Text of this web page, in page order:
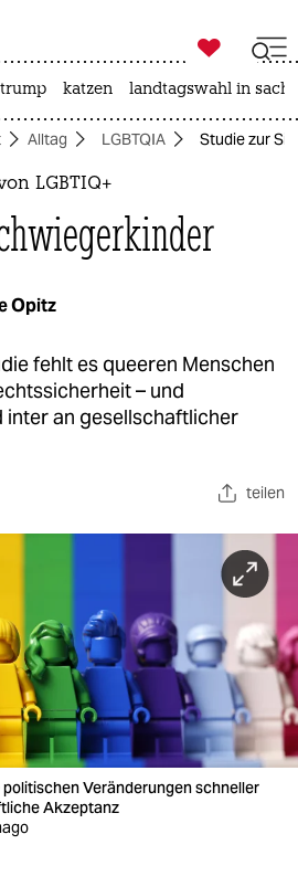
zahl ich
ich

taz zahl ich
trump katzen landtagswahl in
Alltag LGBTQIA Studie zur
LGBTIQ+
Opitz
fehlt es queeren Menschen
– und
inter an gesellschaftlicher
teilen
Veränderungen schneller
Akzeptanz